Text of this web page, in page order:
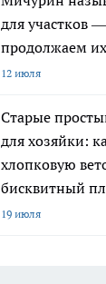
для участков
продолжаем
12 июля
Старые
для хозяйки:
хлопковую
бисквитный
19 июля